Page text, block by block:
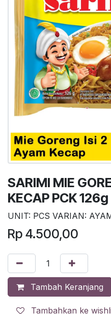
SARIMI MIE
KECAP PCK 126g
UNIT: PCS VARIAN:
Rp 4.500,00
Tambah Keranjang
Tambahkan ke